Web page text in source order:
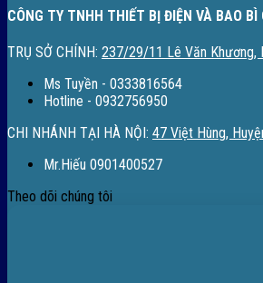
CÔNG TY TNHH THIẾT BỊ ĐIỆN VÀ BAO BÌ
TRỤ SỞ CHÍNH: 237/29/11 Lê Văn Khương,
Ms Tuyền - 0333816564
Hotline - 0932756950
CHI NHÁNH TẠI HÀ NỘI: 47 Việt Hùng,
Mr.Hiếu 0901400527
Theo dõi chúng tôi